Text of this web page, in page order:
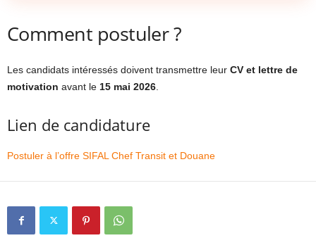
Comment postuler ?
Les candidats intéressés doivent transmettre leur CV et lettre de
motivation avant le 15 mai 2026
Lien de candidature
Postuler à l’offre SIFAL Chef Transit et Douane